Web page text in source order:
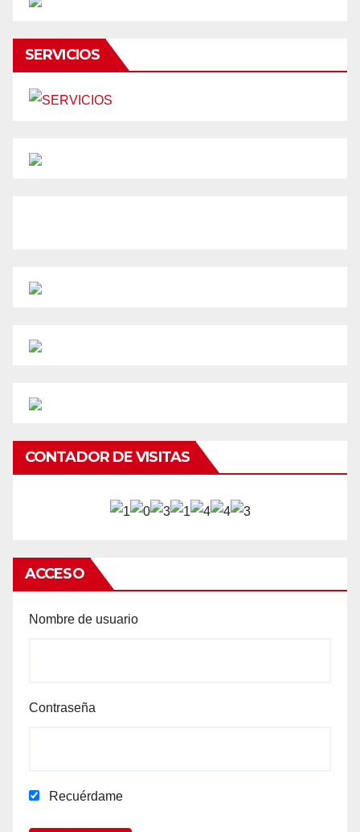
SERVICIOS
CONTADOR DE VISITAS
ACCESO
Nombre de usuario
Contraseña
Recuérdame